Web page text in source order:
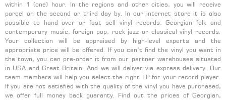
within 1 (one) hour. In the regions and other cities, you will receive
parcel on the second or third day by. In our internet store it is also
possible to hand over or fast sell vinyl records: Georgian folk and
contemporary music, foreign pop, rock jazz or classical vinyl records.
Your collection will be appraised by high-level experts and the
appropriate price will be offered. If you can’t find the vinyl you want in
the town, you can pre-order it from our partner warehouses situated
in USA and Great Britain. And we will deliver via express delivery. Our
team members will help you select the right LP for your record player.
If you are not satisfied with the quality of the vinyl you have purchased,
we offer full money back guaranty. Find out the prices of Georgian,